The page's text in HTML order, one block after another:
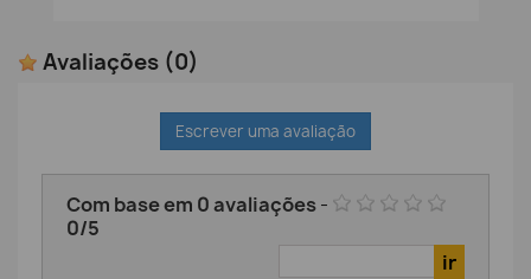
Avaliações (0)
Escrever uma avaliação
Com base em 0avaliações-
0/5